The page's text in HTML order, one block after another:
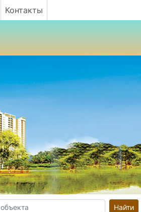
Контакты
Найти